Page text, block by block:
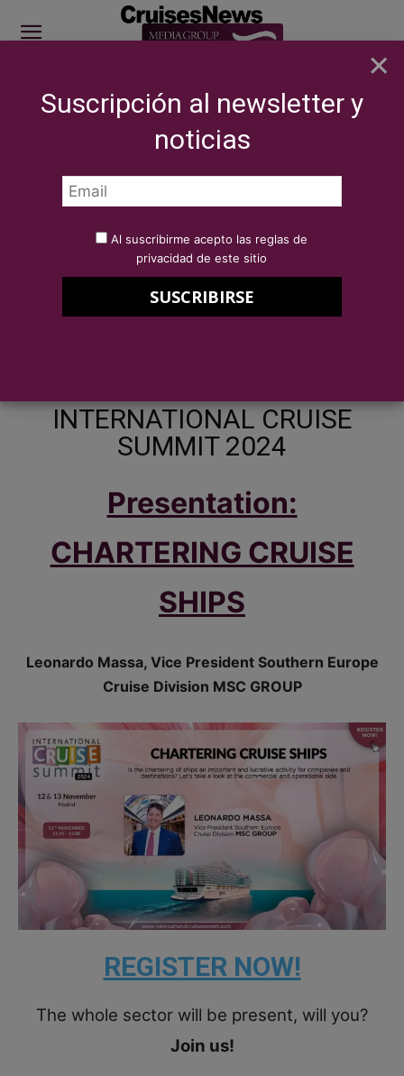
SITE SPONSOR: ICS 2026
BREAKING NEWS
Presentation: CHARTERING CRUISE SHIPS
Redacción Cruises News
International Cruise Summit
2024 – Presentation:
CHARTERING CRUISE SHIPS
INTERNATIONAL CRUISE
SUMMIT 2024
Presentation:
CHARTERING CRUISE
SHIPS
Leonardo Massa, Vice President Southern Europe
Cruise Division MSC GROUP
REGISTER NOW!
The whole sector will be present, will you?
Join us!
×
Suscripción al newsletter y
noticias
Al suscribirme acepto las reglas de
privacidad de este sitio